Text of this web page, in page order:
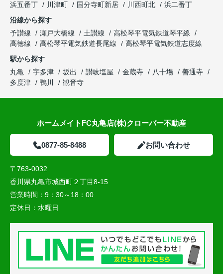
浜五番丁
川津町 国分寺町新居 川西町北
浜二番丁
沿線から探す
予讃線
瀬戸大橋線 土讃線
高松琴平電気鉄道琴平線
高徳線
高松琴平電気鉄道長尾線
高松琴平電気鉄道志度線
駅から探す
丸亀
宇多津 坂出 讃岐塩屋 金蔵寺 八十場
善通寺
多度津
鴨川 観音寺
ホームメイトFC丸亀店(株)クローバー不動産
0877-85-8488 お問い合わせ
〒763-0032
香川県丸亀市城西町２丁目8-15
営業時間： 9：30～18：00
定休日： 水曜日